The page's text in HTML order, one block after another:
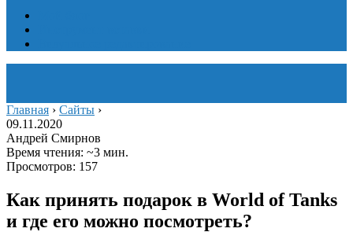
Главная › Сайты ›
09.11.2020
Андрей Смирнов
Время чтения: ~3 мин.
Просмотров: 157
Как принять подарок в World of Tanks
и где его можно посмотреть?